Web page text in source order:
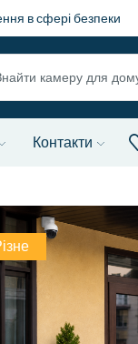
в сфері безпеки
Контакти